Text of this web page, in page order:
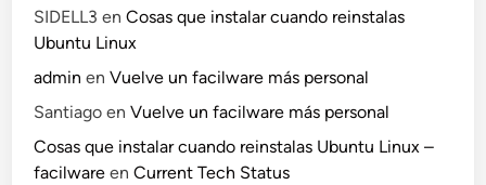
SIDELL3 enCosas que instalar cuando reinstalas
Ubuntu Linux
admin enVuelve un facilware más personal
Santiago enVuelve un facilware más personal
Cosas que instalar cuando reinstalas Ubuntu Linux –
facilware enCurrent Tech Status